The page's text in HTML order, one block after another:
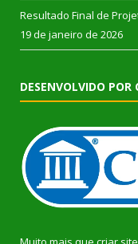
Resultado Final de
19 de janeiro de 2026
DESENVOLVIDO POR